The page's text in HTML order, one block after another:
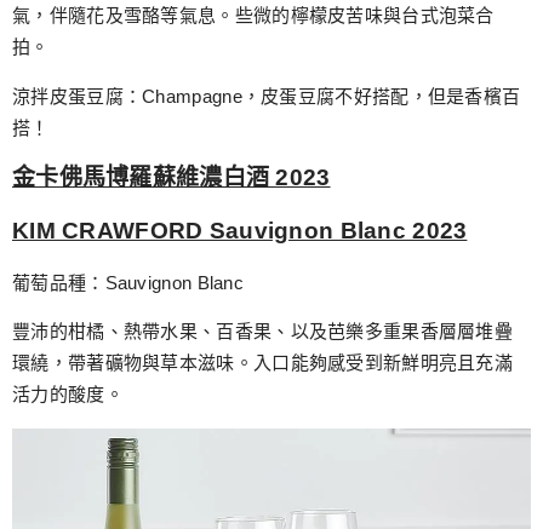
氣，伴隨花及雪酪等氣息。些微的檸檬皮苦味與台式泡菜合
拍。
涼拌皮蛋豆腐：Champagne，皮蛋豆腐不好搭配，但是香檳百
搭！
金卡佛馬博羅蘇維濃白酒 2023
KIM CRAWFORD Sauvignon Blanc 2023
葡萄品種：Sauvignon Blanc
豐沛的柑橘、熱帶水果、百香果、以及芭樂多重果香層層堆疊
環繞，帶著礦物與草本滋味。入口能夠感受到新鮮明亮且充滿
活力的酸度。